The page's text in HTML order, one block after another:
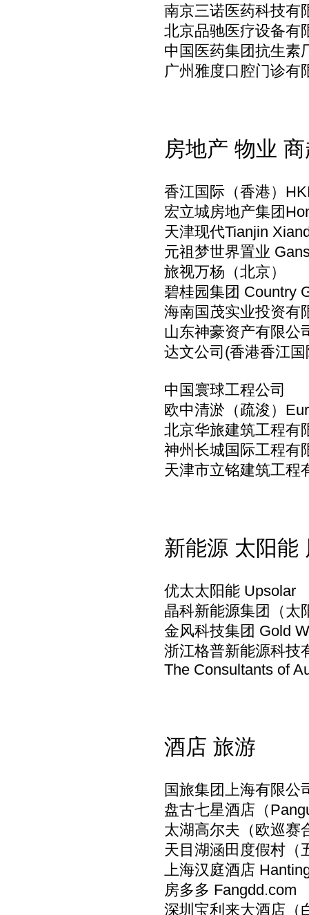
南京三诺医药科技有
北京品驰医疗设备有
中国医药集团抗生素
广州雅度口腔门诊有
房地产 物业
香江国际（香港）
宏立城房地产集团
天津现代Tianjin
元祖梦世界置业
旅视万杨（北京）
碧桂园集团 Country
海南国茂实业投资有
山东神豪资产有限公
达文公司(香港香江
中国寰球工程公司
欧中清淤（疏浚）
北京华旅建筑工程有
神州长城国际工程有
天津市立铭建筑工程
新能源 太阳能
优太太阳能 Upsolar
晶科新能源集团（太
金风科技集团 Gold
浙江格普新能源科技
The Consultants of
酒店 旅游
国旅集团上海有限公
盘古七星酒店（
太湖高尔夫（欧巡赛
天目湖涵田度假村（
上海汉庭酒店
房多多 Fangdd.com
深圳宝利来大酒店（